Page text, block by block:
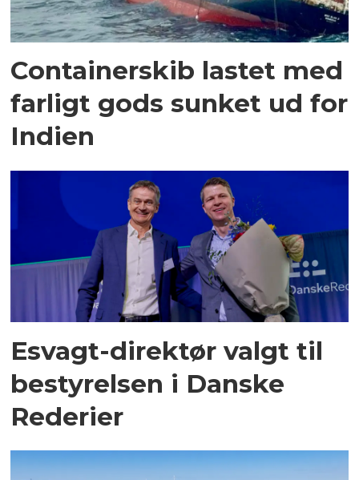
Containerskib lastet med
farligt gods sunket ud for
Indien
Esvagt-direktør valgt til
bestyrelsen i Danske
Rederier